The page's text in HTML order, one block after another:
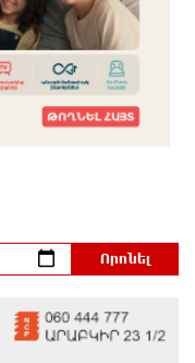
Ամենայն Հայոց
21 րոպե առաջ
Զովունի-Եղվարդ
Romeo»-ն և «Opel»-
16 րոպե առաջ